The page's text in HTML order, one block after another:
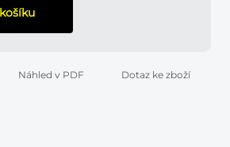
Náhled v PDF Dotaz ke zboží